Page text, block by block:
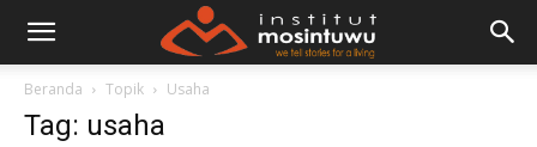
Beranda Topik Usaha
Tag: usaha